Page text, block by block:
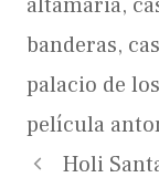
banderas,
palacio de
película
Holi